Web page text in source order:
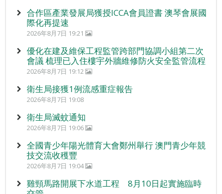
合作區產業發展局獲授ICCA會員證書 澳琴會展國
際化再提速
2026年8月7日 19:21
優化在建及維保工程監管跨部門協調小組第二次
會議 梳理已入住樓宇外牆維修防火安全監管流程
2026年8月7日 19:12
衛生局接獲1例流感重症報告
2026年8月7日 19:08
衛生局滅蚊通知
2026年8月7日 19:06
全國青少年陽光體育大會鄭州舉行 澳門青少年競
技交流收穫豐
2026年8月7日 19:04
雞頸馬路開展下水道工程 8月10日起實施臨時